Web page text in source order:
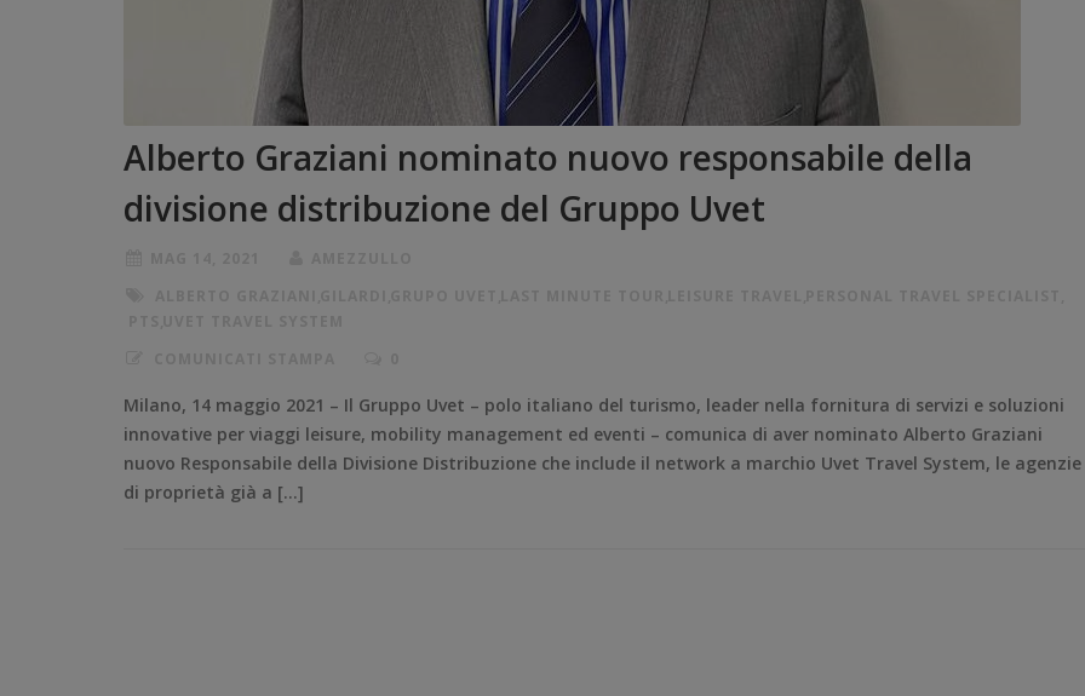
Alberto Graziani nominato nuovo responsabile della
divisione distribuzione del Gruppo Uvet
Milano, 14 maggio 2021 – Il Gruppo Uvet – polo italiano del turismo, leader nella fornitura di servizi e soluzioni
innovative per viaggi leisure, mobility management ed eventi – comunica di aver nominato Alberto Graziani
nuovo Responsabile della Divisione Distribuzione che include il network a marchio Uvet Travel System, le agenzie
di proprietà già a […]